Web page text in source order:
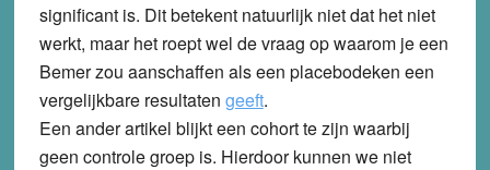
significant is. Dit betekent natuurlijk niet dat het niet
werkt, maar het roept wel de vraag op waarom je een
Bemer zou aanschaffen als een placebodeken een
vergelijkbare resultaten geeft.
Een ander artikel blijkt een cohort te zijn waarbij
geen controle groep is. Hierdoor kunnen we niet